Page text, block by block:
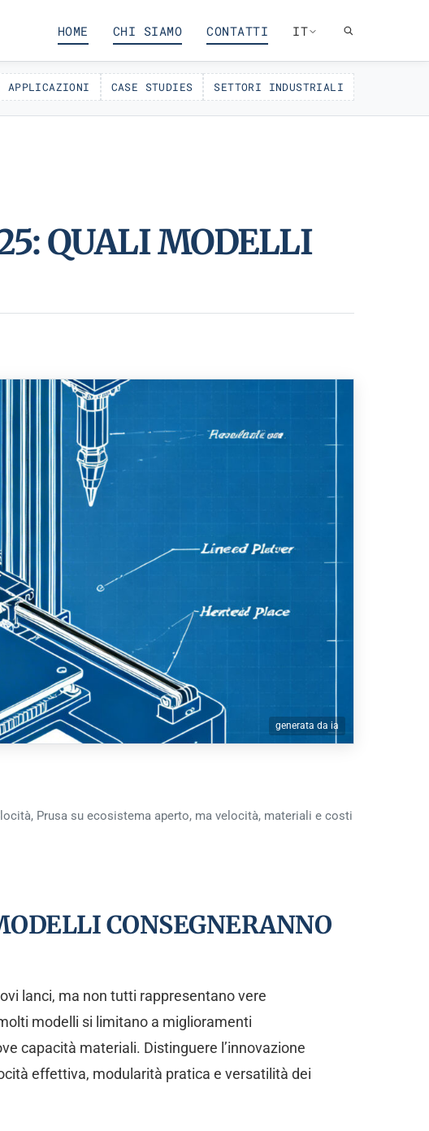
HOME CHI SIAMO CONTATTI IT
APPLICAZIONI CASE STUDIES SETTORI INDUSTRIALI
QUALI MODELLI
generata da ia
Prusa su ecosistema aperto, ma velocità, materiali e costi
CONSEGNERANNO
lanci, ma non tutti rappresentano vere
modelli si limitano a miglioramenti
capacità materiali. Distinguere l’innovazione
effettiva, modularità pratica e versatilità dei